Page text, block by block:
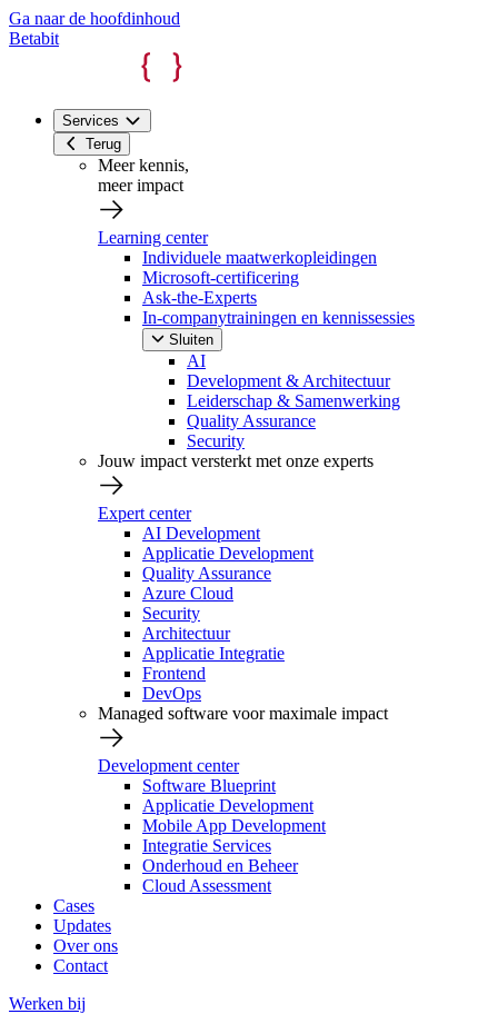
Ga naar de hoofdinhoud
Betabit
Services
Terug
Meer kennis,
meer impact
Learning center
Individuele maatwerkopleidingen
Microsoft-certificering
Ask-the-Experts
In-companytrainingen en kennissessies
Sluiten
AI
Development & Architectuur
Leiderschap & Samenwerking
Quality Assurance
Security
Jouw impact versterkt met onze experts
Expert center
AI Development
Applicatie Development
Quality Assurance
Azure Cloud
Security
Architectuur
Applicatie Integratie
Frontend
DevOps
Managed software voor maximale impact
Development center
Software Blueprint
Applicatie Development
Mobile App Development
Integratie Services
Onderhoud en Beheer
Cloud Assessment
Cases
Updates
Over ons
Contact
Werken bij